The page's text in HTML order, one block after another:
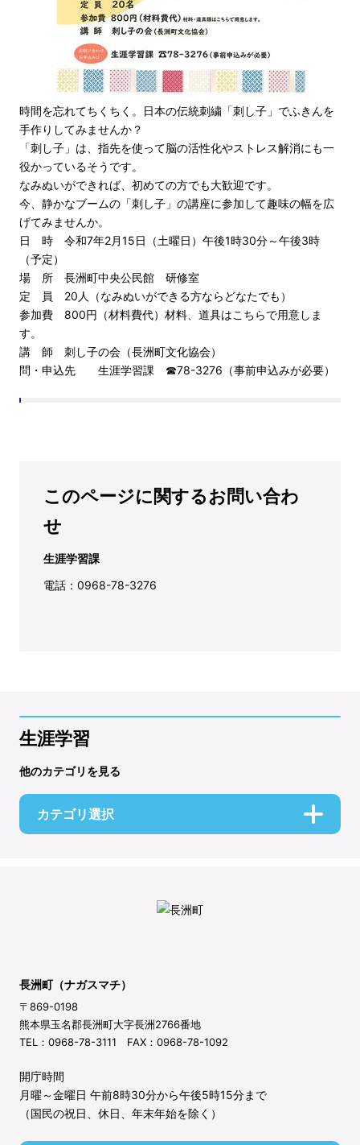
時間を忘れてちくちく。日本の伝統刺繍「刺し子」でふきんを
手作りしてみませんか？
「刺し子」は、指先を使って脳の活性化やストレス解消にも一
役かっているそうです。
なみぬいができれば、初めての方でも大歓迎です。
今、静かなブームの「刺し子」の講座に参加して趣味の幅を広
げてみませんか。
日 時 令和7年2月15日（土曜日）午後1時30分～午後3時
（予定）
場 所 長洲町中央公民館 研修室
定 員 20人（なみぬいができる方ならどなたでも）
参加費 800円（材料費代）材料、道具はこちらで用意しま
す。
講 師 刺し子の会（長洲町文化協会）
問・申込先 生涯学習課 ☎78-3276（事前申込みが必要）
このページに関するお問い合わ
せ
生涯学習課
電話：0968-78-3276
生涯学習
他のカテゴリを見る
カテゴリ選択
長洲町（ナガスマチ）
〒869-0198
熊本県玉名郡長洲町大字長洲2766番地
TEL：0968-78-3111 FAX：0968-78-1092
開庁時間
月曜～金曜日 午前8時30分から午後5時15分まで
（国民の祝日、休日、年末年始を除く）